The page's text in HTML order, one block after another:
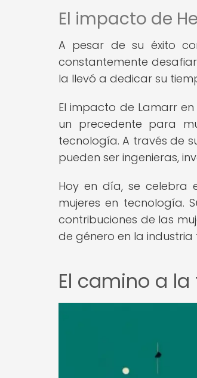
El impacto de
A pesar de su éxito
constantemente
la llevó a dedicar su
El impacto de Lamarr
un precedente para
tecnología. A través de
pueden ser ingenieras,
Hoy en día, se celebra
mujeres en tecnología.
contribuciones de las
de género en la
El camino a